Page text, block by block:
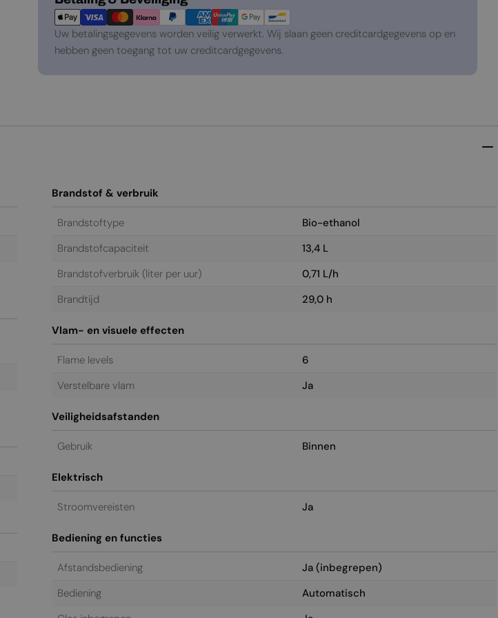
Uw betalingsgegevens worden veilig verwerkt. Wij slaan geen creditcardgegevens op en
hebben geen toegang tot uw creditcardgegevens.
Brandstof & verbruik
Brandstoftype
Bio-ethanol
Brandstofcapaciteit
13,4 L
Brandstofverbruik (liter per uur)
0,71 L/h
Brandtijd
29,0 h
Vlam- en visuele effecten
Flame levels
6
Verstelbare vlam
Ja
Veiligheidsafstanden
Gebruik Binnen
Elektrisch
Stroomvereisten Ja
Bediening en functies
Afstandsbediening
Ja (inbegrepen)
Bediening
Automatisch